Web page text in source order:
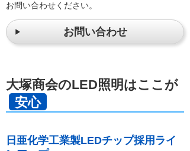
お問い合わせください。
お問い合わせ
大塚商会のLED照明はここが
安心
日亜化学工業製LEDチップ採用ライ